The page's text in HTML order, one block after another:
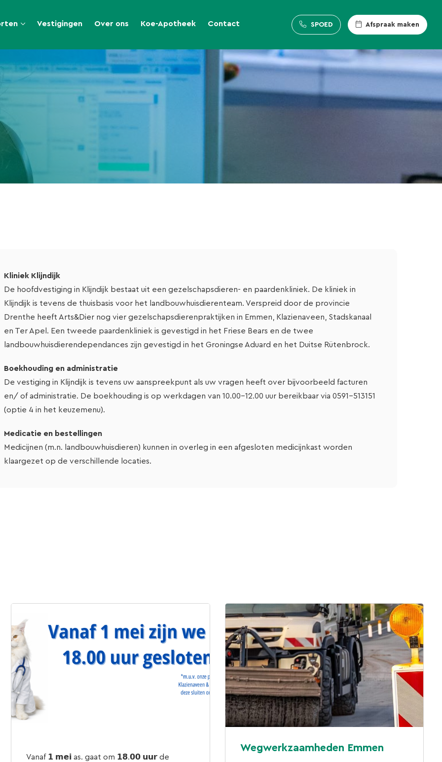
Vestigingen Over ons Koe-Apotheek Contact SPOED Afspraak maken
Kliniek Klijndijk
De hoofdvestiging in Klijndijk bestaat uit een gezelschapsdieren- en paardenkliniek. De kliniek in
Klijndijk is tevens de thuisbasis voor het landbouwhuisdierenteam. Verspreid door de provincie
Drenthe heeft Arts&Dier nog vier gezelschapsdierenpraktijken in Emmen, Klazienaveen, Stadskanaal
en Ter Apel. Een tweede paardenkliniek is gevestigd in het Friese Bears en de twee
landbouwhuisdierendependances zijn gevestigd in het Groningse Aduard en het Duitse Rütenbrock.
Boekhouding en administratie
De vestiging in Klijndijk is tevens uw aanspreekpunt als uw vragen heeft over bijvoorbeeld facturen
en/ of administratie. De boekhouding is op werkdagen van 10.00-12.00 uur bereikbaar via 0591-513151
(optie 4 in het keuzemenu).
Medicatie en bestellingen
Medicijnen (m.n. landbouwhuisdieren) kunnen in overleg in een afgesloten medicijnkast worden
klaargezet op de verschillende locaties.
Vanaf 𝟭 𝗺𝗲𝗶 as. gaat om 𝟭𝟴.𝟬𝟬 𝘂𝘂𝗿 de
Wegwerkzaamheden Emmen